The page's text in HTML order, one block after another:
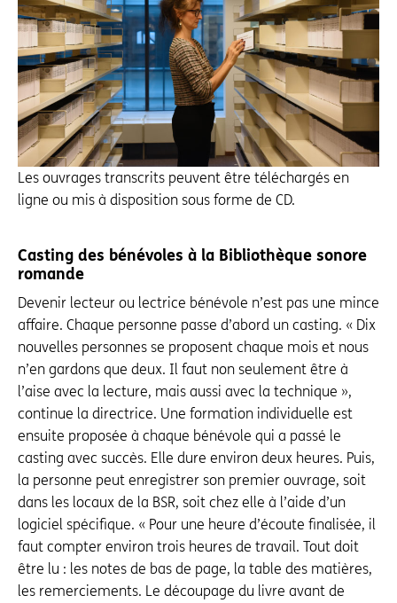
Les ouvrages transcrits peuvent être téléchargés en
ligne ou mis à disposition sous forme de CD.
Casting des bénévoles à la Bibliothèque sonore
romande
Devenir lecteur ou lectrice bénévole n’est pas une mince
affaire. Chaque personne passe d’abord un casting. « Dix
nouvelles personnes se proposent chaque mois et nous
n’en gardons que deux. Il faut non seulement être à
l’aise avec la lecture, mais aussi avec la technique »,
continue la directrice. Une formation indivi­duelle est
ensuite proposée à chaque bénévole qui a passé le
casting avec succès. Elle dure environ deux heures. Puis,
la personne peut enregis­trer son premier ouvrage, soit
dans les locaux de la BSR, soit chez elle à l’aide d’un
logiciel spécifique. « Pour une heure d’écoute finali­sée, il
faut compter environ trois heures de travail. Tout doit
être lu : les notes de bas de page, la table des matières,
les remerciements. Le découpage du livre avant de